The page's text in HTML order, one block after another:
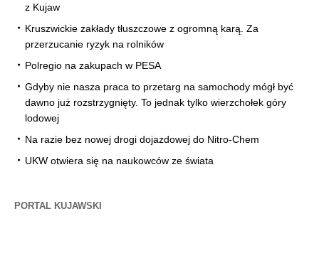
z Kujaw
Kruszwickie zakłady tłuszczowe z ogromną karą. Za
przerzucanie ryzyk na rolników
Polregio na zakupach w PESA
Gdyby nie nasza praca to przetarg na samochody mógł być
dawno już rozstrzygnięty. To jednak tylko wierzchołek góry
lodowej
Na razie bez nowej drogi dojazdowej do Nitro-Chem
UKW otwiera się na naukowców ze świata
PORTAL KUJAWSKI